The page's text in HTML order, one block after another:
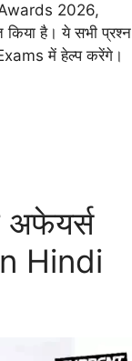
2026,
है। ये सभी प्रश्न
में हेल्प करेंगे।
Hindi